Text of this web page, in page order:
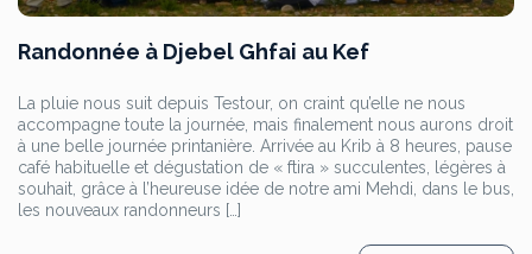
Randonnée à Djebel Ghfai au Kef
La pluie nous suit depuis Testour, on craint qu’elle ne nous
accompagne toute la journée, mais finalement nous aurons droit
à une belle journée printanière. Arrivée au Krib à 8 heures, pause
café habituelle et dégustation de « ftira » succulentes, légères à
souhait, grâce à l’heureuse idée de notre ami Mehdi, dans le bus,
les nouveaux randonneurs […]